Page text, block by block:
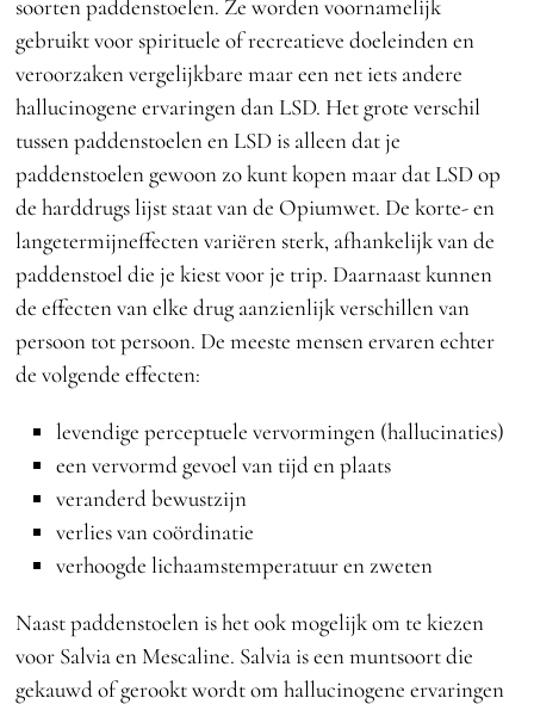
soorten paddenstoelen. Ze worden voornamelijk
gebruikt voor spirituele of recreatieve doeleinden en
veroorzaken vergelijkbare maar een net iets andere
hallucinogene ervaringen dan LSD. Het grote verschil
tussen paddenstoelen en LSD is alleen dat je
paddenstoelen gewoon zo kunt kopen maar dat LSD op
de harddrugs lijst staat van de Opiumwet. De korte- en
langetermijneffecten variëren sterk, afhankelijk van de
paddenstoel die je kiest voor je trip. Daarnaast kunnen
de effecten van elke drug aanzienlijk verschillen van
persoon tot persoon. De meeste mensen ervaren echter
de volgende effecten:
levendige perceptuele vervormingen (hallucinaties)
een vervormd gevoel van tijd en plaats
veranderd bewustzijn
verlies van coördinatie
verhoogde lichaamstemperatuur en zweten
Naast paddenstoelen is het ook mogelijk om te kiezen
voor Salvia en Mescaline. Salvia is een muntsoort die
gekauwd of gerookt wordt om hallucinogene ervaringen